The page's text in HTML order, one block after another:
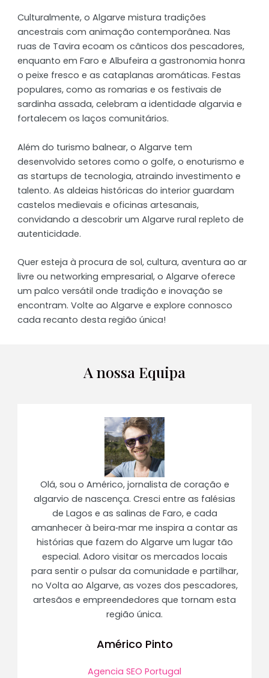
Culturalmente, o Algarve mistura tradições
ancestrais com animação contemporânea. Nas
ruas de Tavira ecoam os cânticos dos pescadores,
enquanto em Faro e Albufeira a gastronomia honra
o peixe fresco e as cataplanas aromáticas. Festas
populares, como as romarias e os festivais de
sardinha assada, celebram a identidade algarvia e
fortalecem os laços comunitários.
Além do turismo balnear, o Algarve tem
desenvolvido setores como o golfe, o enoturismo e
as startups de tecnologia, atraindo investimento e
talento. As aldeias históricas do interior guardam
castelos medievais e oficinas artesanais,
convidando a descobrir um Algarve rural repleto de
autenticidade.
Quer esteja à procura de sol, cultura, aventura ao ar
livre ou networking empresarial, o Algarve oferece
um palco versátil onde tradição e inovação se
encontram. Volte ao Algarve e explore connosco
cada recanto desta região única!
A nossa Equipa
Olá, sou o Américo, jornalista de coração e
algarvio de nascença. Cresci entre as falésias
de Lagos e as salinas de Faro, e cada
amanhecer à beira‑mar me inspira a contar as
histórias que fazem do Algarve um lugar tão
especial. Adoro visitar os mercados locais
para sentir o pulsar da comunidade e partilhar,
no Volta ao Algarve, as vozes dos pescadores,
artesãos e empreendedores que tornam esta
região única.
Américo Pinto
Agencia SEO Portugal